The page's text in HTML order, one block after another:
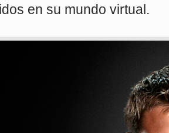
en su mundo virtual.